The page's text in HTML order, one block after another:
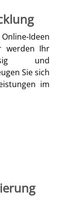
Ideen
werden Ihr
und
Sie sich
im